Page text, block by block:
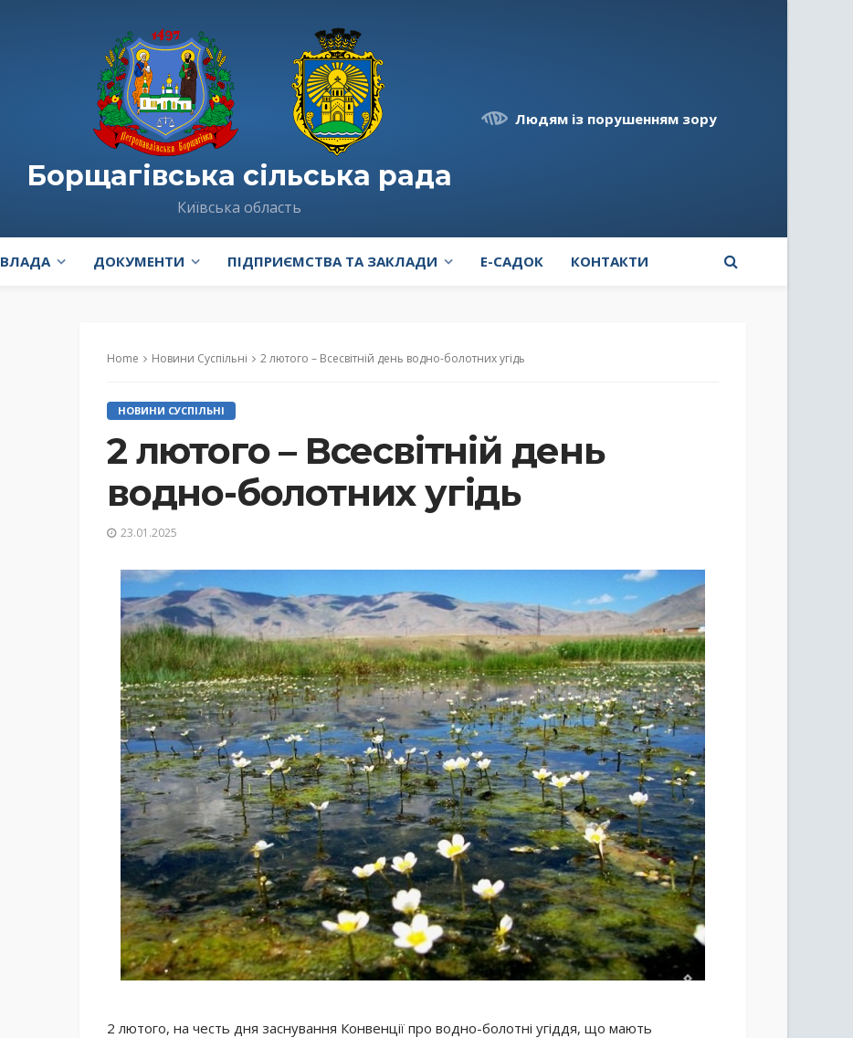
Борщагівська сільська рада
Київська область
Людям із порушенням зору
ВЛАДА ДОКУМЕНТИ ПІДПРИЄМСТВА ТА ЗАКЛАДИ E-САДОК КОНТАКТИ
Home Новини Суспільні 2 лютого – Всесвітній день водно-болотних угідь
НОВИНИ СУСПІЛЬНІ
2 лютого – Всесвітній день
водно-болотних угідь
23.01.2025
2 лютого, на честь дня заснування Конвенції про водно-болотні угіддя, що мають